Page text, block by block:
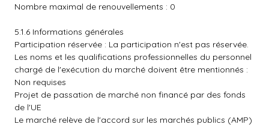
Nombre maximal de renouvellements : 0
5.1.6 Informations générales
Participation réservée : La participation n'est pas réservée.
Les noms et les qualifications professionnelles du personnel
chargé de l'exécution du marché doivent être mentionnés :
Non requises
Projet de passation de marché non financé par des fonds
de l'UE
Le marché relève de l'accord sur les marchés publics (AMP)